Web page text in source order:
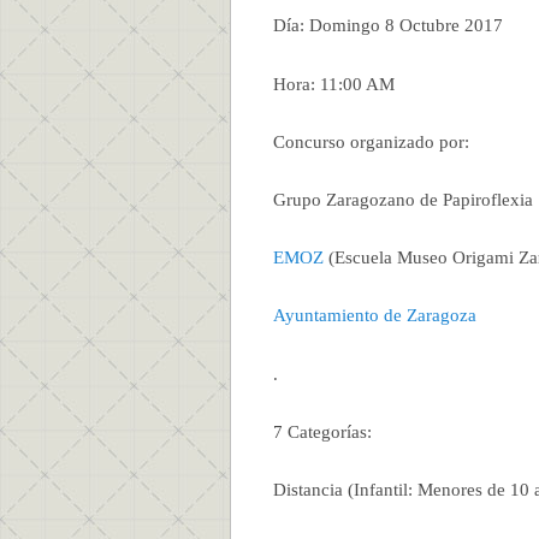
Día: Domingo 8 Octubre 2017
Hora: 11:00 AM
Concurso organizado por:
Grupo Zaragozano de Papiroflexia
EMOZ (Escuela Museo Origami
Ayuntamiento de Zaragoza
.
7 Categorías:
Distancia (Infantil: Menores de 10